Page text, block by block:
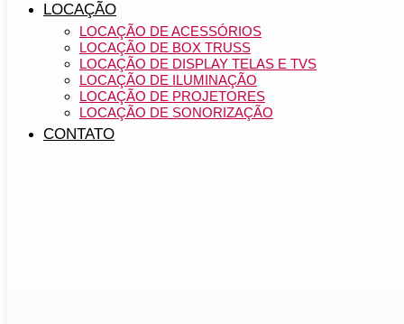
LOCAÇÃO
LOCAÇÃO DE ACESSÓRIOS
LOCAÇÃO DE BOX TRUSS
LOCAÇÃO DE DISPLAY TELAS E TVS
LOCAÇÃO DE ILUMINAÇÃO
LOCAÇÃO DE PROJETORES
LOCAÇÃO DE SONORIZAÇÃO
CONTATO